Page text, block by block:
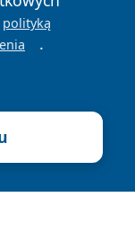
polityką
.
Polityka
Cookies